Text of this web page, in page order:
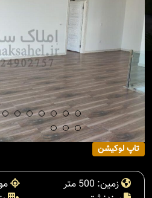
تاپ لوکیشن
زمین: 500 متر